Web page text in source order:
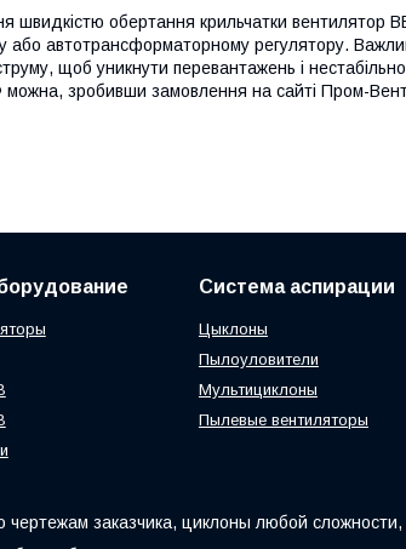
швидкістю обертання крильчатки вентилятор
або автотрансформаторному регулятору.
щоб уникнути перевантажень і
можна, зробивши замовлення на сайті Пром-
Система аспирации
Цыклоны
Пылоуловители
Мультициклоны
Пылевые вентиляторы
заказчика, циклоны любой